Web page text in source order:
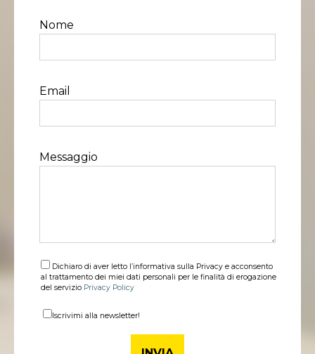
Nome
Email
Messaggio
Dichiaro di aver letto l’informativa sulla Privacy e acconsento
al trattamento dei miei dati personali per le finalità di erogazione
del servizio Privacy Policy
Iscrivimi alla newsletter!